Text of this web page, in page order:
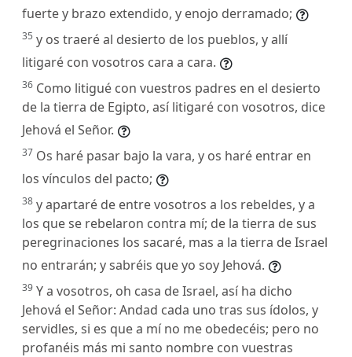
fuerte y brazo extendido, y enojo derramado;
35 y os traeré al desierto de los pueblos, y allí
litigaré con vosotros cara a cara.
36 Como litigué con vuestros padres en el desierto
de la tierra de Egipto, así litigaré con vosotros, dice
Jehová el Señor.
37 Os haré pasar bajo la vara, y os haré entrar en
los vínculos del pacto;
38 y apartaré de entre vosotros a los rebeldes, y a
los que se rebelaron contra mí; de la tierra de sus
peregrinaciones los sacaré, mas a la tierra de Israel
no entrarán; y sabréis que yo soy Jehová.
39 Y a vosotros, oh casa de Israel, así ha dicho
Jehová el Señor: Andad cada uno tras sus ídolos, y
servidles, si es que a mí no me obedecéis; pero no
profanéis más mi santo nombre con vuestras